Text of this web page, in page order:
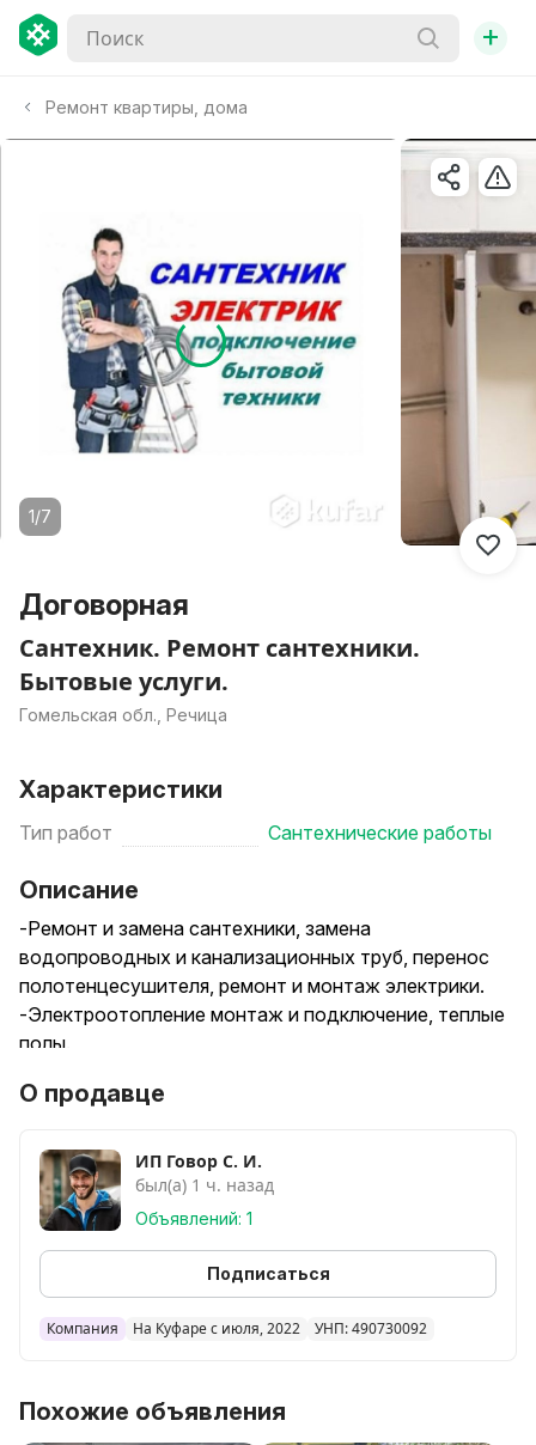
+
Ремонт квартиры, дома
1/7
Договорная
Сантехник. Ремонт сантехники.
Бытовые услуги.
Гомельская обл., Речица
Характеристики
Тип работ Сантехнические работы
Описание
-Ремонт и замена сантехники, замена
водопроводных и канализационных труб, перенос
полотенцесушителя, ремонт и монтаж электрики.
-Электроотопление монтаж и подключение, теплые
полы.
машин.
О продавце
ИП Говор С. И.
был(а) 1 ч. назад
Объявлений: 1
Подписаться
Компания На Куфаре с июля, 2022 УНП: 490730092
Похожие объявления